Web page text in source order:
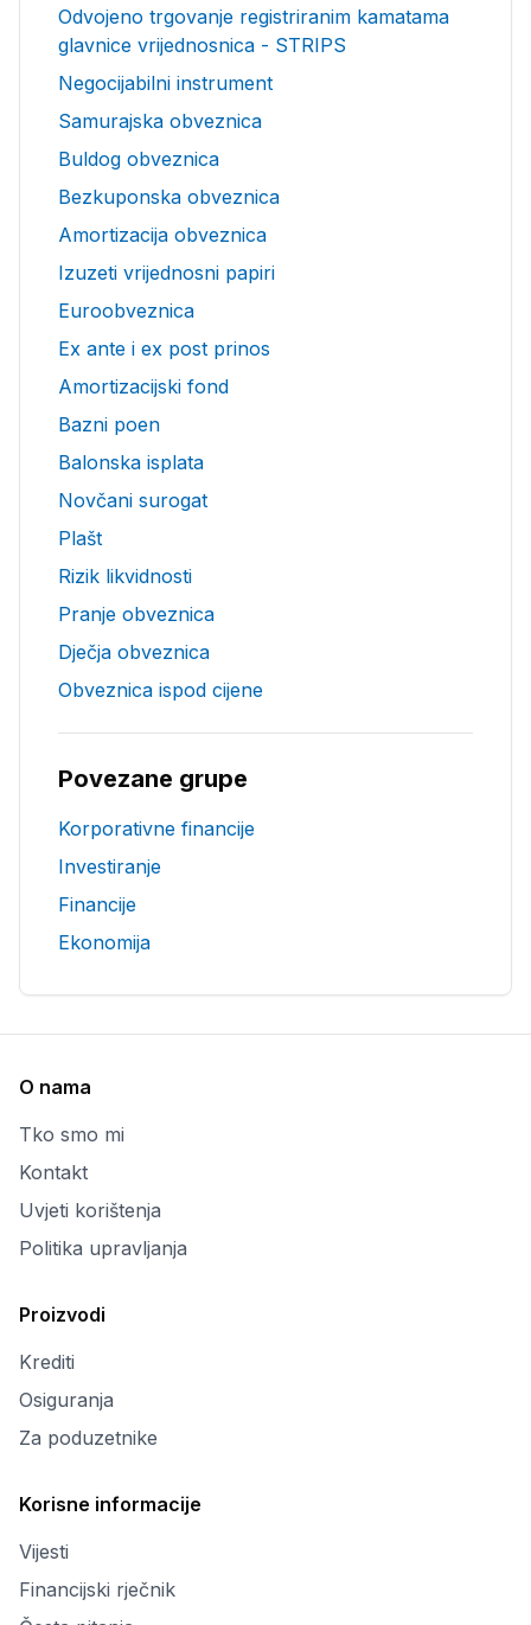
Odvojeno trgovanje registriranim kamatama
glavnice vrijednosnica - STRIPS
Negocijabilni instrument
Samurajska obveznica
Buldog obveznica
Bezkuponska obveznica
Amortizacija obveznica
Izuzeti vrijednosni papiri
Euroobveznica
Ex ante i ex post prinos
Amortizacijski fond
Bazni poen
Balonska isplata
Novčani surogat
Plašt
Rizik likvidnosti
Pranje obveznica
Dječja obveznica
Obveznica ispod cijene
Povezane grupe
Korporativne financije
Investiranje
Financije
Ekonomija
O nama
Tko smo mi
Kontakt
Uvjeti korištenja
Politika upravljanja
Proizvodi
Krediti
Osiguranja
Za poduzetnike
Korisne informacije
Vijesti
Financijski rječnik